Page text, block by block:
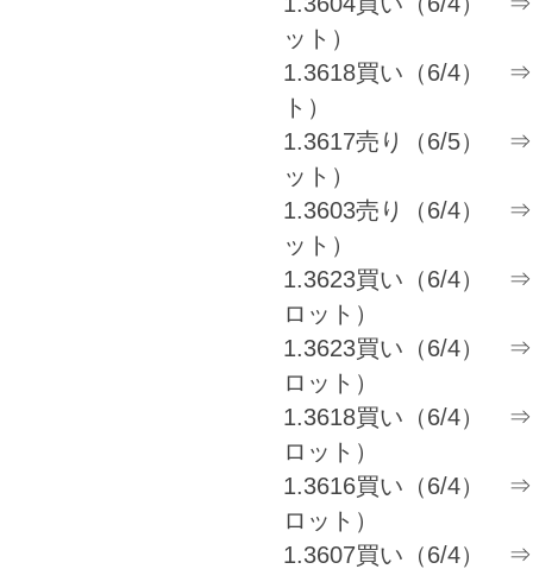
ット）
1.3618買い（6/4） ⇒
ト）
1.3617売り（6/5） ⇒
ット）
1.3603売り（6/4） ⇒
ット）
1.3623買い（6/4） ⇒
ロット）
1.3623買い（6/4） ⇒
ロット）
1.3618買い（6/4） ⇒
ロット）
1.3616買い（6/4） ⇒
ロット）
1.3607買い（6/4） ⇒